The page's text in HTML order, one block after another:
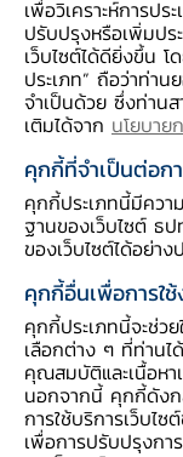
สอดแทรกในร
เศรษฐศาสตร์)
วัตถุประสงค์กา
1. อธิบายควา
2. อธิบายหลัก
3. เสนอแนวท
มาใช้ในชีวิตประ
สมรรถนะทาง
:
FK44. รู้ว่าต้อง
หรือกำลังทรัพ
เพื่อวิเคราะห์การป
ปรับปรุงหรือเพิ่มปร
เว็บไซต์ได้ดียิ่งขึ้น
ประเภท” ถือว่าท่า
จำเป็นด้วย ซึ่งท่าน
เติมได้จาก นโยบาย
คุกกี้ที่จำเป็นต่อก
คุกกี้ประเภทนี้มีควา
ฐานของเว็บไซต์ ธป
ของเว็บไซต์ได้อย่า
คุกกี้อื่นเพื่อการใช้
คุกกี้ประเภทนี้จะช่ว
เลือกต่าง ๆ ที่ท่านไ
คุณสมบัติและเนื้อหา
นอกจากนี้ คุกกี้ดังก
การใช้บริการเว็บไซ
เพื่อการปรับปรุงกา